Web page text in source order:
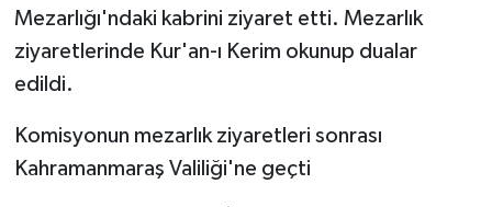
Mezarlığı'ndaki kabrini ziyaret etti. Mezarlık
ziyaretlerinde Kur'an-ı Kerim okunup dualar
edildi.
Komisyonun mezarlık ziyaretleri sonrası
Kahramanmaraş Valiliği'ne geçti